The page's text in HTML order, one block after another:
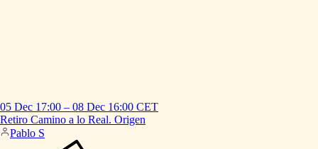
05 Dec 17:00 – 08 Dec 16:00 CET
Retiro Camino a lo Real. Origen
Pablo S